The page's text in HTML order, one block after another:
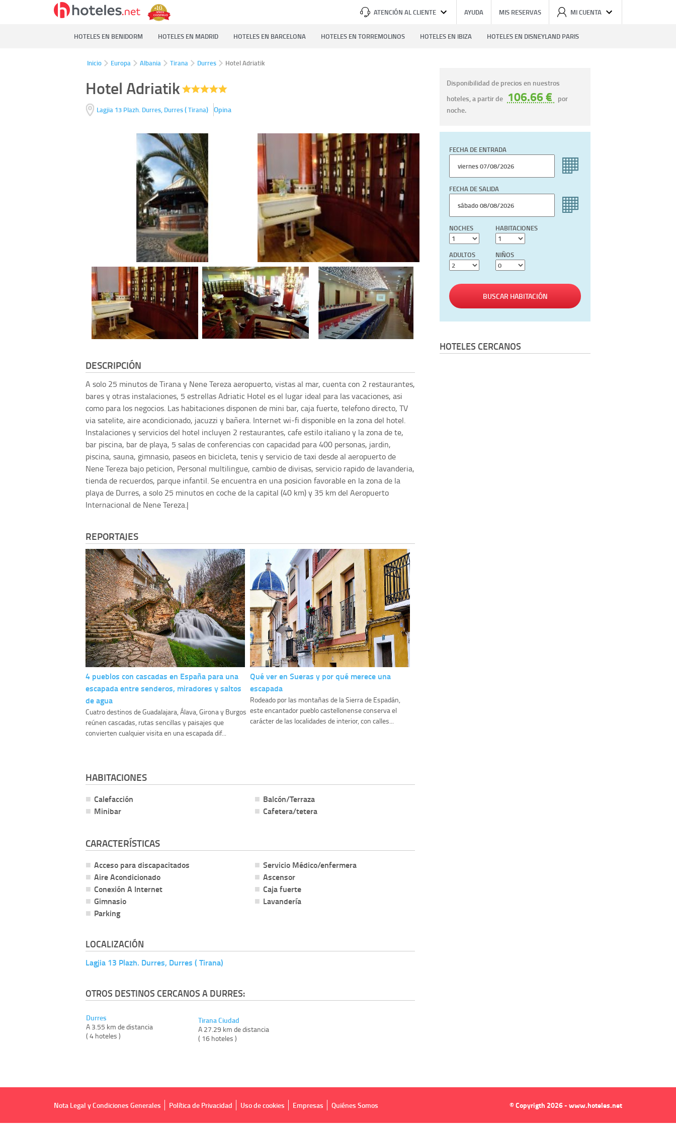
ATENCIÓN AL CLIENTE AYUDA MIS RESERVAS MI CUENTA
HOTELES EN BENIDORM HOTELES EN MADRID HOTELES EN BARCELONA HOTELES EN TORREMOLINOS HOTELES EN IBIZA HOTELES EN DISNEYLAND PARIS
Inicio Europa Albania Tirana Durres Hotel Adriatik
Hotel Adriatik
Lagjia 13 Plazh. Durres, Durres(Tirana) Opina
DESCRIPCIÓN
A solo 25 minutos de Tirana y Nene Tereza aeropuerto, vistas al mar, cuenta con 2 restaurantes,
bares y otras instalaciones, 5 estrellas Adriatic Hotel es el lugar ideal para las vacaciones, asi
como para los negocios. Las habitaciones disponen de mini bar, caja fuerte, telefono directo, TV
via satelite, aire acondicionado, jacuzzi y bañera. Internet wi-fi disponible en la zona del hotel.
Instalaciones y servicios del hotel incluyen 2 restaurantes, cafe estilo italiano y la zona de te,
bar piscina, bar de playa, 5 salas de conferencias con capacidad para 400 personas, jardin,
piscina, sauna, gimnasio, paseos en bicicleta, tenis y servicio de taxi desde al aeropuerto de
Nene Tereza bajo peticion, Personal multilingue, cambio de divisas, servicio rapido de lavanderia,
tienda de recuerdos, parque infantil. Se encuentra en una posicion favorable en la zona de la
playa de Durres, a solo 25 minutos en coche de la capital (40 km) y 35 km del Aeropuerto
Internacional de Nene Tereza.|
REPORTAJES
4 pueblos con cascadas en España para una
escapada entre senderos, miradores y saltos
de agua
Cuatro destinos de Guadalajara, Álava, Girona y Burgos
reúnen cascadas, rutas sencillas y paisajes que
convierten cualquier visita en una escapada dif...
Qué ver en Sueras y por qué merece una
escapada
Rodeado por las montañas de la Sierra de Espadán,
este encantador pueblo castellonense conserva el
carácter de las localidades de interior, con calles...
HABITACIONES
Calefacción
Minibar
Balcón/Terraza
Cafetera/tetera
CARACTERÍSTICAS
Acceso para discapacitados
Aire Acondicionado
Conexión A Internet
Gimnasio
Parking
Servicio Médico/enfermera
Ascensor
Caja fuerte
Lavandería
LOCALIZACIÓN
Lagjia 13 Plazh. Durres, Durres ( Tirana)
OTROS DESTINOS CERCANOS A DURRES:
Durres
A 3.55 km de distancia
( 4 hoteles )
Tirana Ciudad
A 27.29 km de distancia
( 16 hoteles )
Disponibilidad de precios en nuestros
hoteles, a partir de 106.66 €
por
noche.
FECHA DE ENTRADA
FECHA DE SALIDA
NOCHES HABITACIONES
ADULTOS NIÑOS
BUSCAR HABITACIÓN
HOTELES CERCANOS
Nota Legal y Condiciones Generales Política de Privacidad Uso de cookies Empresas Quiénes Somos © Copyrigth 2026 - www.hoteles.net